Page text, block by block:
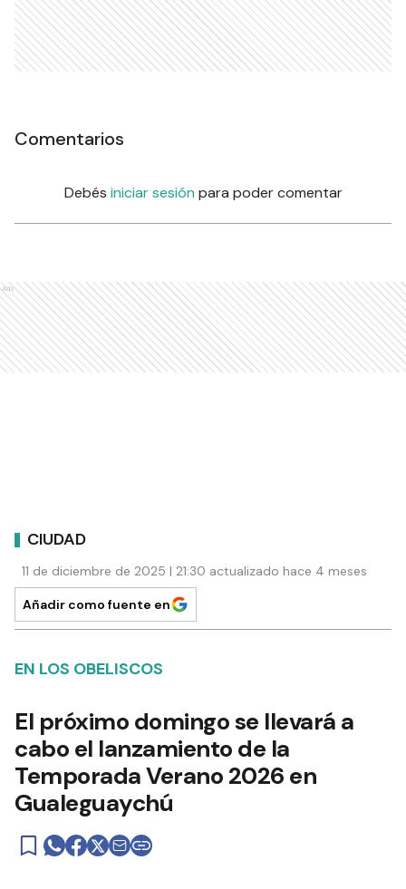
Comentarios
Debés iniciar sesión para poder comentar
Ads
CIUDAD
11 de diciembre de 2025 | 21:30 actualizado hace 4 meses
Añadir como fuente en
EN LOS OBELISCOS
El próximo domingo se llevará a
cabo el lanzamiento de la
Temporada Verano 2026 en
Gualeguaychú